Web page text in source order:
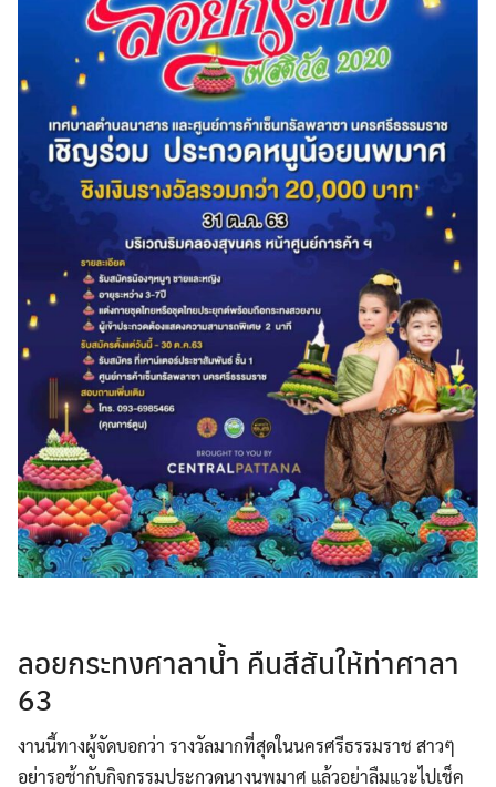
ลอยกระทงศาลาน้ำ คืนสีสันให้ท่าศาลา
63
งานนี้ทางผู้จัดบอกว่า รางวัลมากที่สุดในนครศรีธรรมราช สาวๆ
อย่ารอช้ากับกิจกรรมประกวดนางนพมาศ แล้วอย่าลืมแวะไปเช็ค